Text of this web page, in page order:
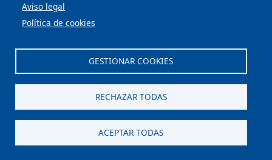
Aviso legal
Política de cookies
GESTIONAR COOKIES
RECHAZAR TODAS
ACEPTAR TODAS
MENU FOOTER
CONTRACTOR PROFILE
VIRTUAL OFFICE
LEGAL NOTICE
PRIVACY POLICY
COOKIES
WEB MAP